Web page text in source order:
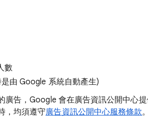
數
由 Google 系統自動產生)
廣告，Google 會在廣告資訊公開中心
，均須遵守廣告資訊公開中心服務條款。